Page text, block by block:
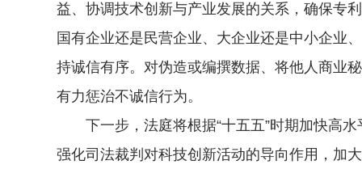
益、协调技术创新与产业发展的关系，确保专
国有企业还是民营企业、大企业还是中小企业
持诚信有序。对伪造或编撰数据、将他人商业
有力惩治不诚信行为。
下一步，法庭将根据“十五五”时期加快高水
强化司法裁判对科技创新活动的导向作用，加